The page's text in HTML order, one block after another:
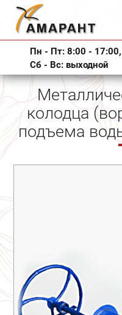
Пн - Пт: 8:00 - 17:00,
Сб - Вс: выходной
колодца
подъема